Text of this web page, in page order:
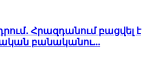
Հրազդանում բացվել է
բանականու...